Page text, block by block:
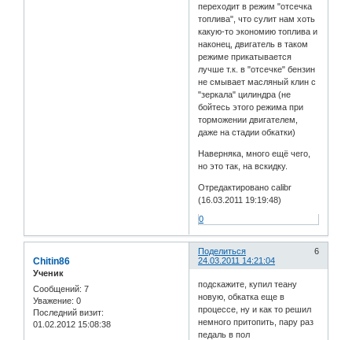
переходит в режим "отсечка
топлива", что сулит нам хоть
какую-то экономию топлива и
наконец, двигатель в таком
режиме прикатывается
лучше т.к. в "отсечке" бензин
не смывает масляный клин с
"зеркала" цилиндра (не
бойтесь этого режима при
торможении двигателем,
даже на стадии обкатки)
Наверняка, много ещё чего,
но это так, на вскидку.
Отредактировано calibr
(16.03.2011 19:19:48)
0
Поделиться
6
24.03.2011 14:21:04
Chitin86
Ученик
Сообщений: 7
Уважение: 0
Последний визит:
01.02.2012 15:08:38
подскажите, купил теану
новую, обкатка еще в
процессе, ну и как то решил
немного притопить, пару раз
педаль в пол